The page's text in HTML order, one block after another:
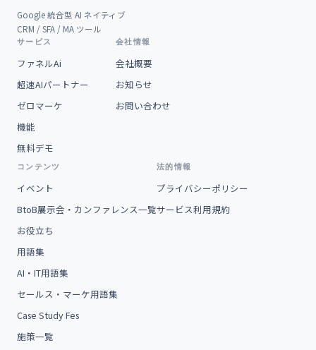
Google 統合型 AI ネイティブ
CRM / SFA / MA ツール
サービス
ファネルAi
超速AIパートナー
ゼロマーケ
機能
無料デモ
会社情報
会社概要
お知らせ
お問い合わせ
コンテンツ
イベント
BtoB展示会・カンファレンス一覧
お役立ち
用語集
AI・IT用語集
セールス・マーケ用語集
Case Study Fes
施策一覧
法的情報
プライバシーポリシー
サービス利用規約